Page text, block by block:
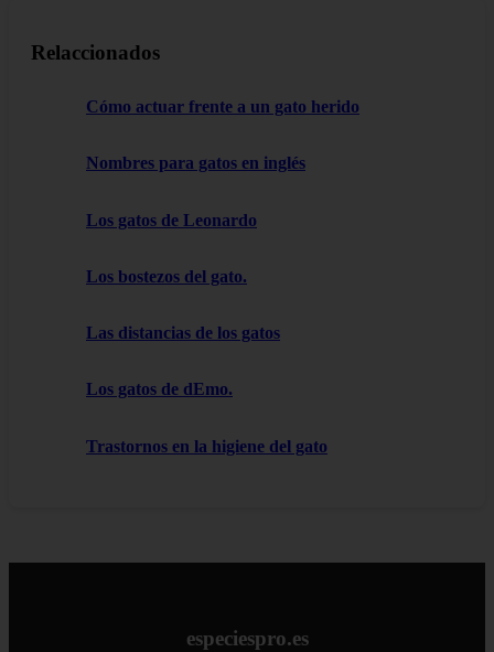
Relaccionados
Cómo actuar frente a un gato herido
Nombres para gatos en inglés
Los gatos de Leonardo
Los bostezos del gato.
Las distancias de los gatos
Los gatos de dEmo.
Trastornos en la higiene del gato
especiespro.es